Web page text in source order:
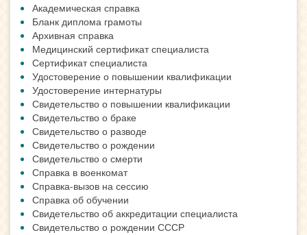
Академическая справка
Бланк диплома грамоты
Архивная справка
Медицинский сертификат специалиста
Сертификат специалиста
Удостоверение о повышении квалификации
Удостоверение интернатуры
Свидетельство о повышении квалификации
Свидетельство о браке
Свидетельство о разводе
Свидетельство о рождении
Свидетельство о смерти
Справка в военкомат
Справка-вызов на сессию
Справка об обучении
Свидетельство об аккредитации специалиста
Свидетельство о рождении СССР